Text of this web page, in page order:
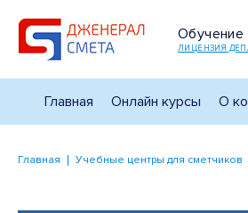
Обучение
ЛИЦЕНЗИЯ
Главная Онлайн курсы О
Главная Учебные центры для сметчиков